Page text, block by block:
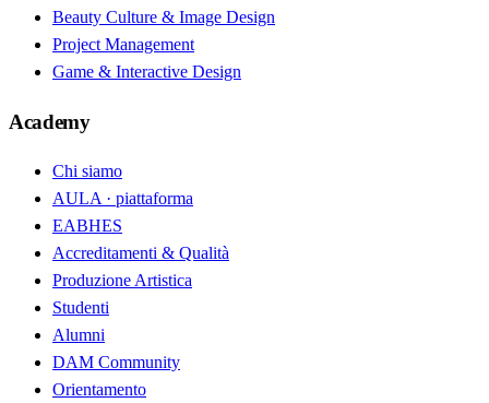
Beauty Culture & Image Design
Project Management
Game & Interactive Design
Academy
Chi siamo
AULA · piattaforma
EABHES
Accreditamenti & Qualità
Produzione Artistica
Studenti
Alumni
DAM Community
Orientamento